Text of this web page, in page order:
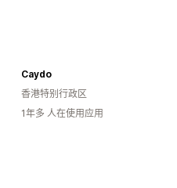
Caydo
香港特别行政区
1年多 人在使用应用